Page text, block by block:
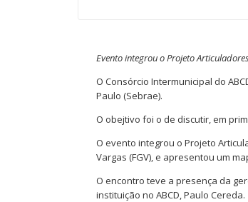
Evento integrou o Projeto
O Consórcio Intermunicipal do
Paulo (Sebrae).
O obejtivo foi o de discutir, em
O evento integrou o Projeto
Vargas (FGV), e apresentou um
O encontro teve a presença da
instituição no ABCD, Paulo Cereda.